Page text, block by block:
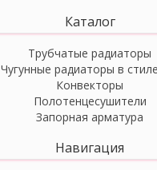
Каталог
Трубчатые радиаторы
Чугунные радиаторы в
Конвекторы
Полотенцесушители
Запорная арматура
Навигация